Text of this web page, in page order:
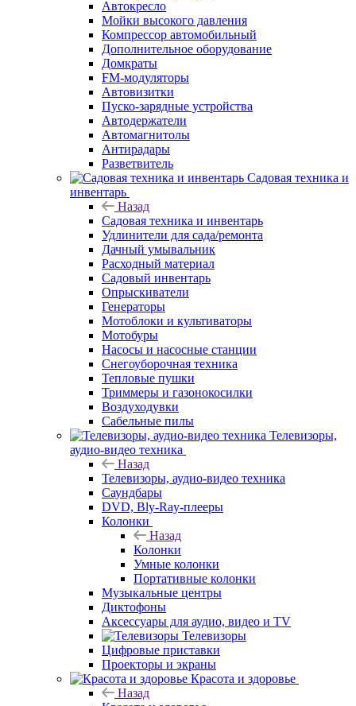
Автокресло
Мойки высокого давления
Компрессор автомобильный
Дополнительное оборудование
Домкраты
FM-модуляторы
Автовизитки
Пуско-зарядные устройства
Автодержатели
Автомагнитолы
Антирадары
Разветвитель
Садовая техника и
инвентарь
Назад
Садовая техника и инвентарь
Удлинители для сада/ремонта
Дачный умывальник
Расходный материал
Садовый инвентарь
Опрыскиватели
Генераторы
Мотоблоки и культиваторы
Мотобуры
Насосы и насосные станции
Снегоуборочная техника
Тепловые пушки
Триммеры и газонокосилки
Воздуходувки
Сабельные пилы
Телевизоры,
аудио-видео техника
Назад
Телевизоры, аудио-видео техника
Саундбары
DVD, Bly-Ray-плееры
Колонки
Назад
Колонки
Умные колонки
Портативные колонки
Музыкальные центры
Диктофоны
Аксессуары для аудио, видео и TV
Телевизоры
Цифровые приставки
Проекторы и экраны
Красота и здоровье
Назад